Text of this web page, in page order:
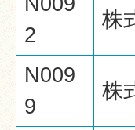
2
株
N009
9
株